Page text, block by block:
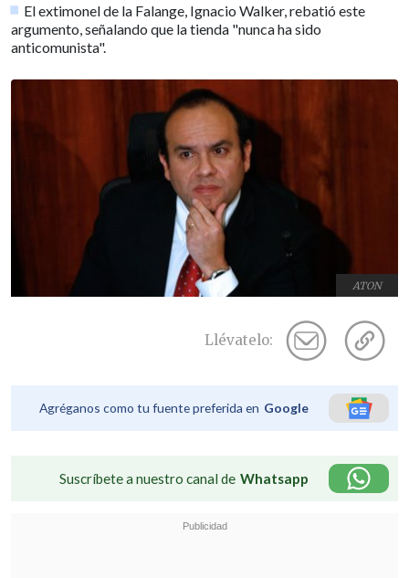
El extimonel de la Falange, Ignacio Walker, rebatió este
argumento, señalando que la tienda "nunca ha sido
anticomunista".
ATON
Llévatelo:
Agréganos como tu fuente preferida en Google
Suscríbete a nuestro canal de Whatsapp